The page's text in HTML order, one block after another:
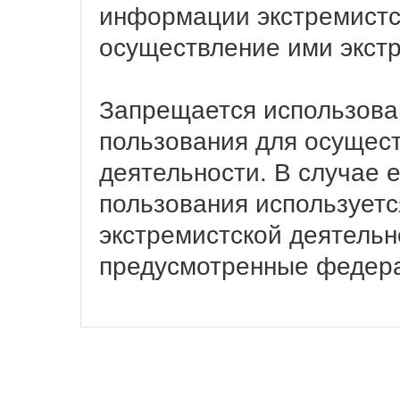
информации
осуществление ими
Запрещается
пользования для
деятельности. В случае
пользования
экстремистской
предусмотренные